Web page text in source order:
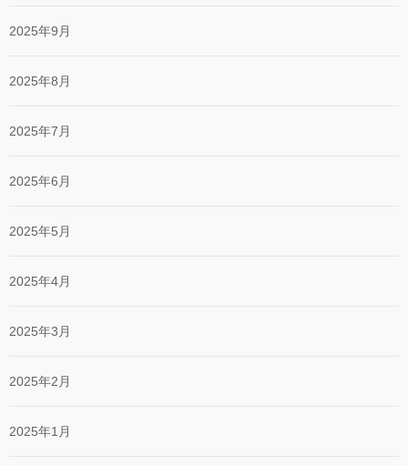
2025年9月
2025年8月
2025年7月
2025年6月
2025年5月
2025年4月
2025年3月
2025年2月
2025年1月